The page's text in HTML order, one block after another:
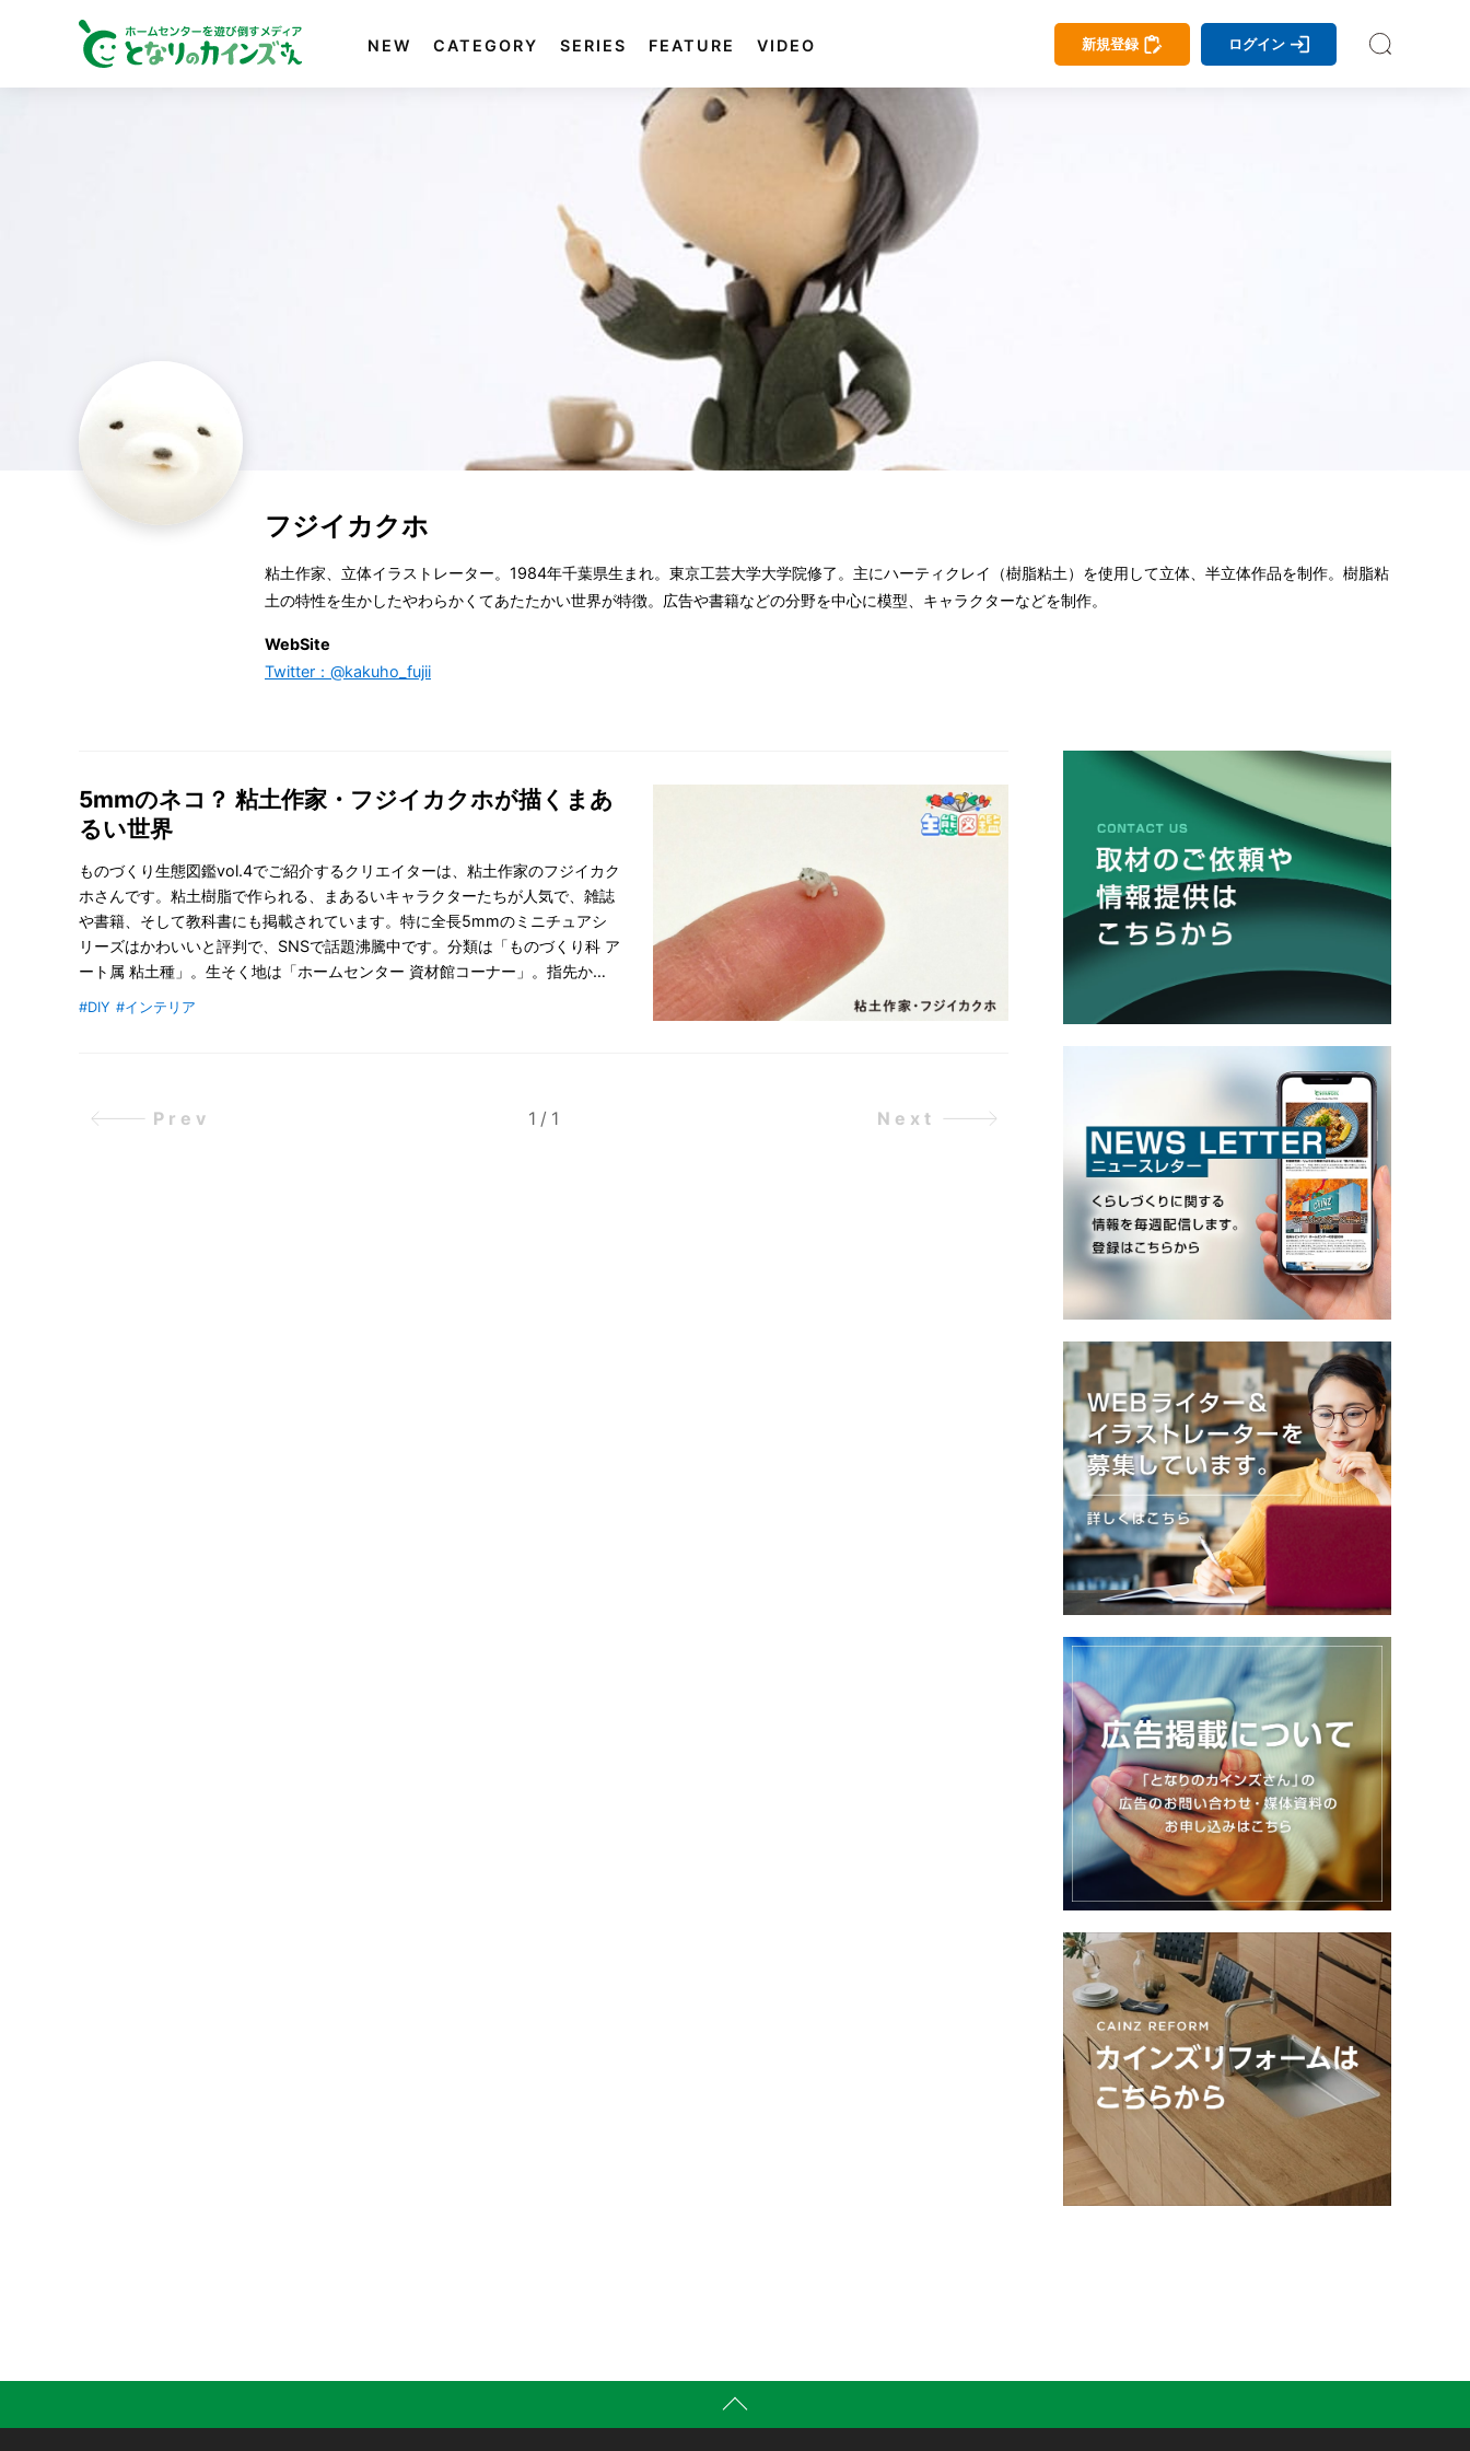
NEW CATEGORY SERIES FEATURE VIDEO 新規登録 ログイン
フジイカクホ
粘土作家、立体イラストレーター。1984年千葉県生まれ。東京工芸大学大学院修了。主にハーティクレイ（樹脂粘土）を使用して立体、半立体作品を制作。樹脂粘
土の特性を生かしたやわらかくてあたたかい世界が特徴。広告や書籍などの分野を中心に模型、キャラクターなどを制作。
WebSite
Twitter：@kakuho_fujii
5mmのネコ？ 粘土作家・フジイカクホが描くまあ
るい世界
ものづくり生態図鑑vol.4でご紹介するクリエイターは、粘土作家のフジイカク
ホさんです。粘土樹脂で作られる、まあるいキャラクターたちが人気で、雑誌
や書籍、そして教科書にも掲載されています。特に全長5mmのミニチュアシ
リーズはかわいいと評判で、SNSで話題沸騰中です。分類は「ものづくり科 ア
ート属 粘土種」。生そく地は「ホームセンター 資材館コーナー」。指先から
#DIY #インテリア
Prev 1 / 1 Next